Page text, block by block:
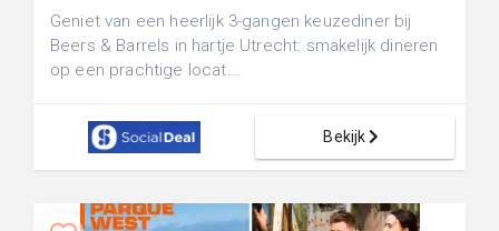
Geniet van een heerlijk 3-gangen keuzediner bij
Beers & Barrels in hartje Utrecht: smakelijk dineren
op een prachtige locat...
Bekijk